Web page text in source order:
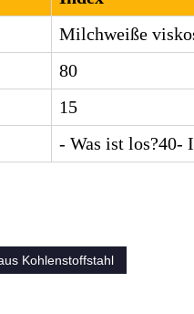
Milchweiße
80
15
- Was ist los?40-
Kohlenstoffstahl